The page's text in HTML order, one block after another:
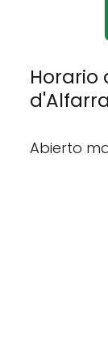
Horario
Abierto